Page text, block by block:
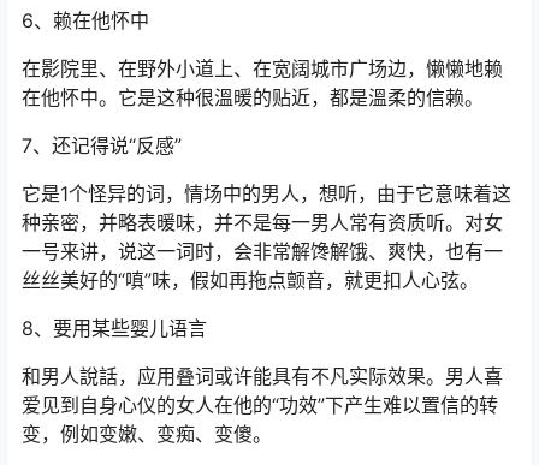
6、赖在他怀中
在影院里、在野外小道上、在宽阔城市广场边，懒懒地赖
在他怀中。它是这种很溫暖的贴近，都是溫柔的信赖。
7、还记得说“反感”
它是1个怪异的词，情场中的男人，想听，由于它意味着这
种亲密，并略表暖味，并不是每一男人常有资质听。对女
一号来讲，说这一词时，会非常解馋解饿、爽快，也有一
丝丝美好的“嗔”味，假如再拖点颤音，就更扣人心弦。
8、要用某些婴儿语言
和男人說話，应用叠词或许能具有不凡实际效果。男人喜
爱见到自身心仪的女人在他的“功效”下产生难以置信的转
变，例如变嫩、变痴、变傻。